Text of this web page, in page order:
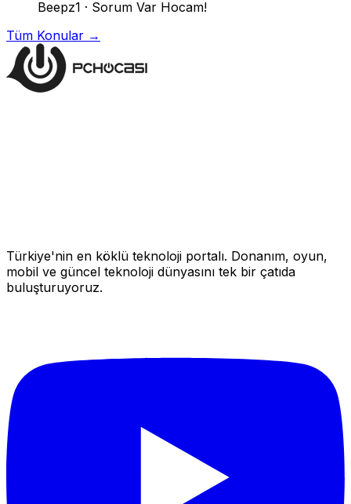
Beepz1 · Sorum Var Hocam!
Tüm Konular →
Türkiye'nin en köklü teknoloji portalı. Donanım, oyun,
mobil ve güncel teknoloji dünyasını tek bir çatıda
buluşturuyoruz.